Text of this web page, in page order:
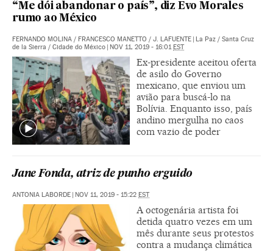
“Me dói abandonar o país”, diz Evo Morales
rumo ao México
FERNANDO MOLINA / FRANCESCO MANETTO / J. LAFUENTE | La Paz / Santa Cruz
de la Sierra / Cidade do México | NOV 11, 2019 - 16:01EST
Ex-presidente aceitou oferta
de asilo do Governo
mexicano, que enviou um
avião para buscá-lo na
Bolívia. Enquanto isso, país
andino mergulha no caos
com vazio de poder
Jane Fonda, atriz de punho erguido
ANTONIA LABORDE | NOV 11, 2019 - 15:22 EST
A octogenária artista foi
detida quatro vezes em um
mês durante seus protestos
contra a mudança climática